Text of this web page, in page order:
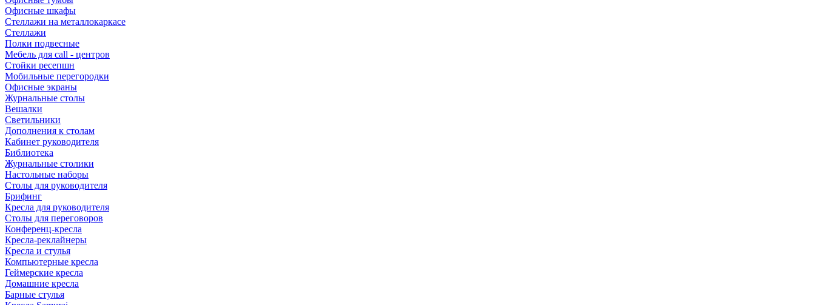
Офисные шкафы
Стеллажи на металлокаркасе
Стеллажи
Полки подвесные
Мебель для call - центров
Стойки ресепшн
Мобильные перегородки
Офисные экраны
Журнальные столы
Вешалки
Светильники
Дополнения к столам
Кабинет руководителя
Библиотека
Журнальные столики
Настольные наборы
Столы для руководителя
Брифинг
Кресла для руководителя
Столы для переговоров
Конференц-кресла
Кресла-реклайнеры
Кресла и стулья
Компьютерные кресла
Геймерские кресла
Домашние кресла
Барные стулья